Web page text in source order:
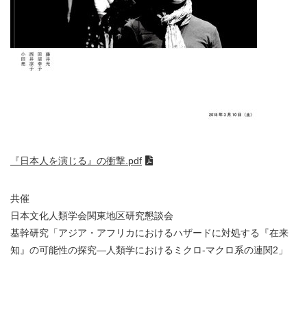
『日本人を演じる』の衝撃.pdf
共催
日本文化人類学会関東地区研究懇談会
基幹研究「アジア・アフリカにおけるハザードに対処する『在来
知』の可能性の探究―人類学におけるミクロ‐マクロ系の連関2」